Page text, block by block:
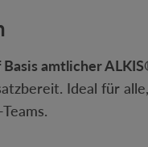
amtlicher
Ideal für